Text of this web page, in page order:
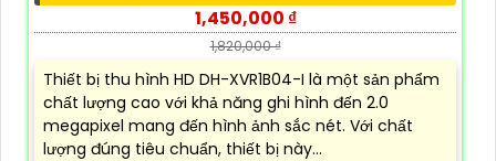
1,450,000 ₫
1,820,000 ₫
Thiết bị thu hình HD DH-XVR1B04-I là một sản phẩm
chất lượng cao với khả năng ghi hình đến 2.0
megapixel mang đến hình ảnh sắc nét. Với chất
lượng đúng tiêu chuẩn, thiết bị này...